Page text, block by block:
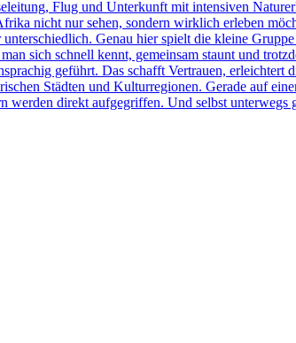
Flug und Unterkunft mit intensiven
nicht nur sehen, sondern wirklich erleben
Genau hier spielt die kleine
sich schnell kennt, gemeinsam staunt und
geführt. Das schafft Vertrauen, erleichtert
Städten und Kulturregionen. Gerade auf
werden direkt aufgegriffen. Und selbst